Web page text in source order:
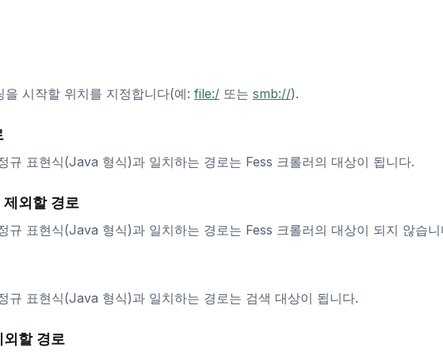
을 시작할 위치를 지정합니다(예: file:/또는 smb://).
규 표현식(Java 형식)과 일치하는 경로는 Fess 크롤러의 대상이 됩니다.
외할 경로
규 표현식(Java 형식)과 일치하는 경로는 Fess 크롤러의 대상이 되지 않습니
규 표현식(Java 형식)과 일치하는 경로는 검색 대상이 됩니다.
외할 경로